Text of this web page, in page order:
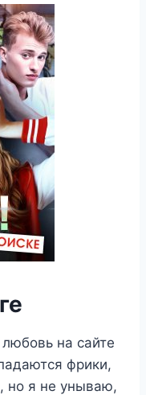
на сайте
фрики,
но я не унываю,